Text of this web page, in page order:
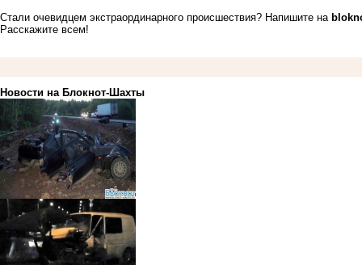
Стали очевидцем экстраординарного происшествия? Напишите на
Расскажите всем!
Новости на Блoкнoт-Шахты